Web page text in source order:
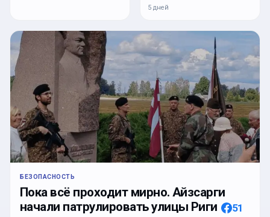
5 дней
БЕЗОПАСНОСТЬ
Пока всё проходит мирно. Айзсарги
начали патрулировать улицы Риги
51